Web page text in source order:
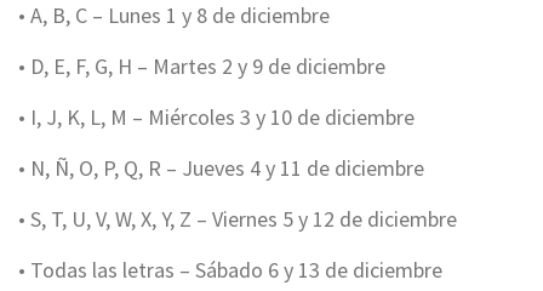
• A, B, C – Lunes 1 y 8 de diciembre
• D, E, F, G, H – Martes 2 y 9 de diciembre
• I, J, K, L, M – Miércoles 3 y 10 de diciembre
• N, Ñ, O, P, Q, R – Jueves 4 y 11 de diciembre
• S, T, U, V, W, X, Y, Z – Viernes 5 y 12 de diciembre
• Todas las letras – Sábado 6 y 13 de diciembre